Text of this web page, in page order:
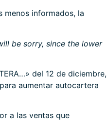
menos informados, la
be sorry, since the lower
del 12 de diciembre,
aumentar autocartera
a las ventas que